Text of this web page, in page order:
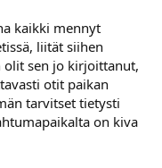
kaikki mennyt
liität siihen
olit sen jo kirjoittanut,
otit paikan
tarvitset tietysti
on kiva